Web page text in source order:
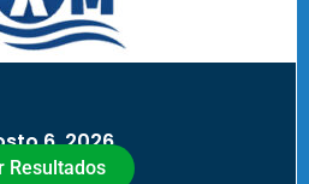
día - Pick 3 Pick 4
6, 2026
Resultados